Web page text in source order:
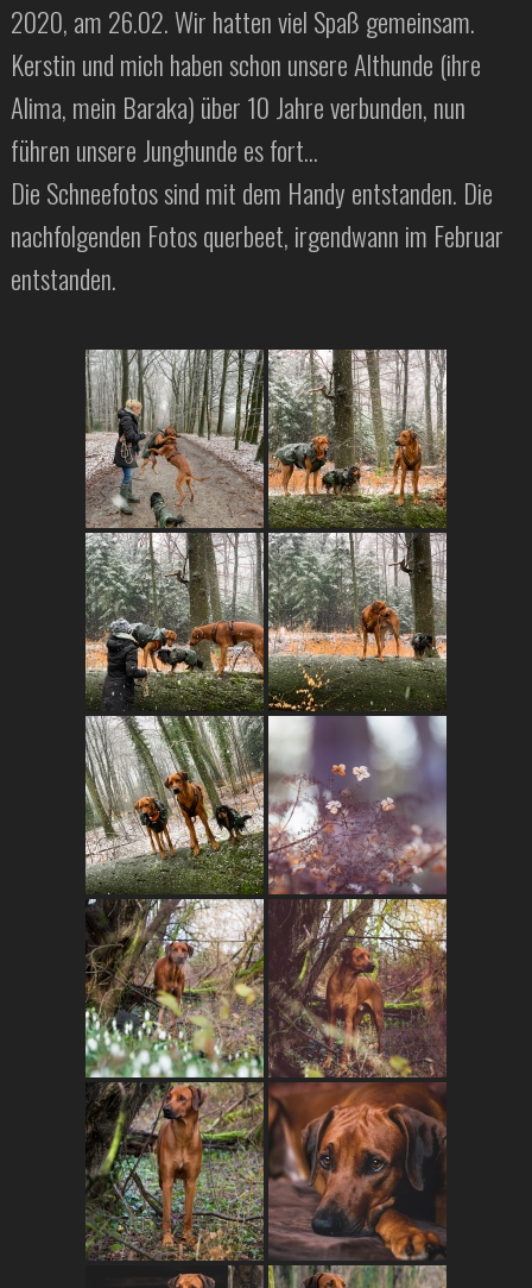
2020, am 26.02. Wir hatten viel Spaß gemeinsam.
Kerstin und mich haben schon unsere Althunde (ihre
Alima, mein Baraka) über 10 Jahre verbunden, nun
führen unsere Junghunde es fort…
Die Schneefotos sind mit dem Handy entstanden. Die
nachfolgenden Fotos querbeet, irgendwann im Februar
entstanden.